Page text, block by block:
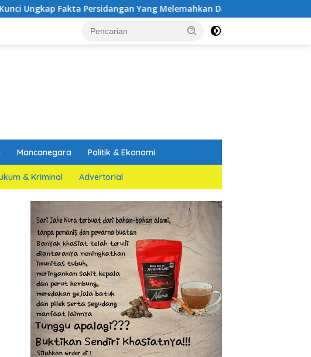
Persidangan Yang Melemahkan Dakwaan Jaksa Penuntut Umum
Mancanegara Politik & Ekonomi
& Kriminal Advertorial